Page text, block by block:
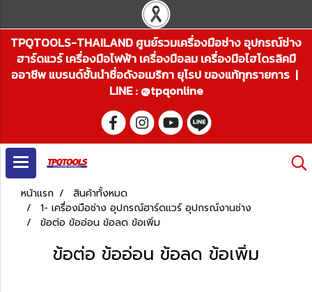
TPQTOOLS-THAILAND ศูนย์รวมเครื่องมือช่าง อุปกรณ์ช่าง
ฮาร์ดแวร์ เครื่องมือไฟฟ้า เครื่องมือลม เครื่องมือไฮโดรลิคมื
ออาชีพ แบรนด์ชั้นนำชื่อดังอเมริกา ยุโรป ของแท้ทุกรายการ |
LINE : @tpqonline
หน้าแรก
สินค้าทั้งหมด
1- เครื่องมือช่าง อุปกรณ์ฮาร์ดแวร์ อุปกรณ์งานช่าง
ข้อต่อ ข้ออ่อน ข้อลด ข้อเพิ่ม
ข้อต่อ ข้ออ่อน ข้อลด ข้อเพิ่ม